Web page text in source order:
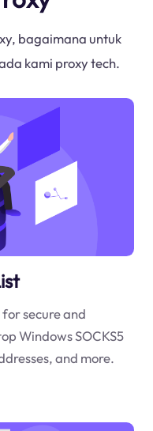
bagaimana untuk
kami proxy tech.
secure and
Windows SOCKS5
and more.